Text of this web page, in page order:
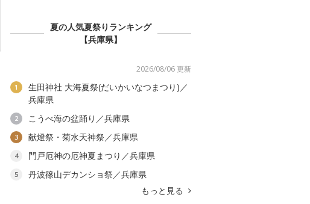
夏の人気夏祭りランキング
【兵庫県】
2026/08/06 更新
1
生田神社 大海夏祭(だいかいなつまつり)／
兵庫県
2 こうべ海の盆踊り／兵庫県
3 献燈祭・菊水天神祭／兵庫県
4 門戸厄神の厄神夏まつり／兵庫県
5
丹波篠山デカンショ祭／兵庫県
もっと見る